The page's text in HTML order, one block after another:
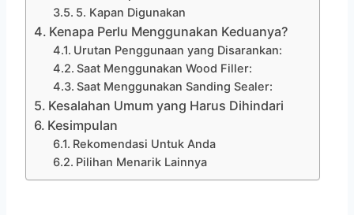
5. Kapan Digunakan
Kenapa Perlu Menggunakan Keduanya?
Urutan Penggunaan yang Disarankan:
Saat Menggunakan Wood Filler:
Saat Menggunakan Sanding Sealer:
Kesalahan Umum yang Harus Dihindari
Kesimpulan
Rekomendasi Untuk Anda
Pilihan Menarik Lainnya